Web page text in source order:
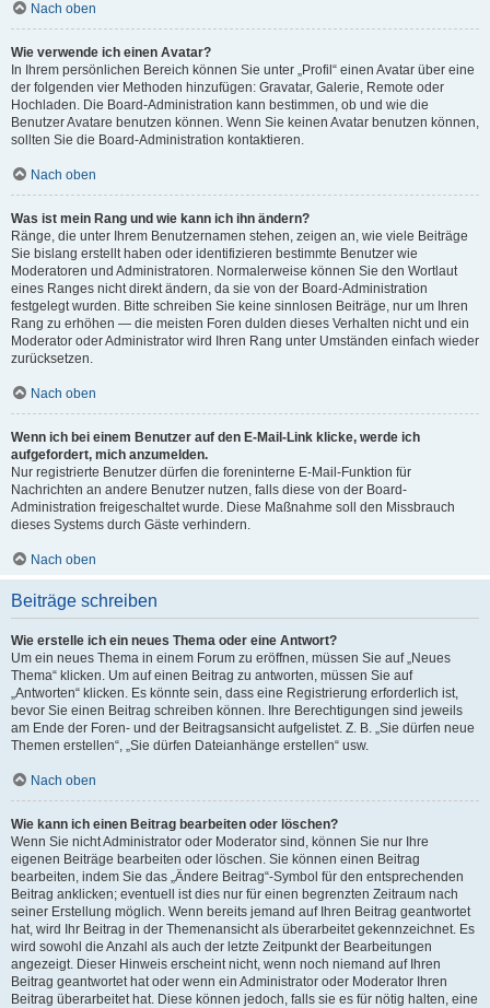
Nach oben
Wie verwende ich einen Avatar?
In Ihrem persönlichen Bereich können Sie unter „Profil“ einen Avatar über eine
der folgenden vier Methoden hinzufügen: Gravatar, Galerie, Remote oder
Hochladen. Die Board-Administration kann bestimmen, ob und wie die
Benutzer Avatare benutzen können. Wenn Sie keinen Avatar benutzen können,
sollten Sie die Board-Administration kontaktieren.
Nach oben
Was ist mein Rang und wie kann ich ihn ändern?
Ränge, die unter Ihrem Benutzernamen stehen, zeigen an, wie viele Beiträge
Sie bislang erstellt haben oder identifizieren bestimmte Benutzer wie
Moderatoren und Administratoren. Normalerweise können Sie den Wortlaut
eines Ranges nicht direkt ändern, da sie von der Board-Administration
festgelegt wurden. Bitte schreiben Sie keine sinnlosen Beiträge, nur um Ihren
Rang zu erhöhen — die meisten Foren dulden dieses Verhalten nicht und ein
Moderator oder Administrator wird Ihren Rang unter Umständen einfach wieder
zurücksetzen.
Nach oben
Wenn ich bei einem Benutzer auf den E-Mail-Link klicke, werde ich
aufgefordert, mich anzumelden.
Nur registrierte Benutzer dürfen die foreninterne E-Mail-Funktion für
Nachrichten an andere Benutzer nutzen, falls diese von der Board-
Administration freigeschaltet wurde. Diese Maßnahme soll den Missbrauch
dieses Systems durch Gäste verhindern.
Nach oben
Beiträge schreiben
Wie erstelle ich ein neues Thema oder eine Antwort?
Um ein neues Thema in einem Forum zu eröffnen, müssen Sie auf „Neues
Thema“ klicken. Um auf einen Beitrag zu antworten, müssen Sie auf
„Antworten“ klicken. Es könnte sein, dass eine Registrierung erforderlich ist,
bevor Sie einen Beitrag schreiben können. Ihre Berechtigungen sind jeweils
am Ende der Foren- und der Beitragsansicht aufgelistet. Z. B. „Sie dürfen neue
Themen erstellen“, „Sie dürfen Dateianhänge erstellen“ usw.
Nach oben
Wie kann ich einen Beitrag bearbeiten oder löschen?
Wenn Sie nicht Administrator oder Moderator sind, können Sie nur Ihre
eigenen Beiträge bearbeiten oder löschen. Sie können einen Beitrag
bearbeiten, indem Sie das „Ändere Beitrag“-Symbol für den entsprechenden
Beitrag anklicken; eventuell ist dies nur für einen begrenzten Zeitraum nach
seiner Erstellung möglich. Wenn bereits jemand auf Ihren Beitrag geantwortet
hat, wird Ihr Beitrag in der Themenansicht als überarbeitet gekennzeichnet. Es
wird sowohl die Anzahl als auch der letzte Zeitpunkt der Bearbeitungen
angezeigt. Dieser Hinweis erscheint nicht, wenn noch niemand auf Ihren
Beitrag geantwortet hat oder wenn ein Administrator oder Moderator Ihren
Beitrag überarbeitet hat. Diese können jedoch, falls sie es für nötig halten, eine